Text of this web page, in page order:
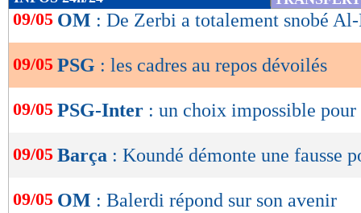
de
OK
09/05 OM : De Zerbi a totalement snobé
09/05 PSG : les cadres au repos dévoilés
09/05 PSG-Inter : un choix impossible
09/05 Barça : Koundé démonte une fausse
09/05 OM : Balerdi répond sur son avenir